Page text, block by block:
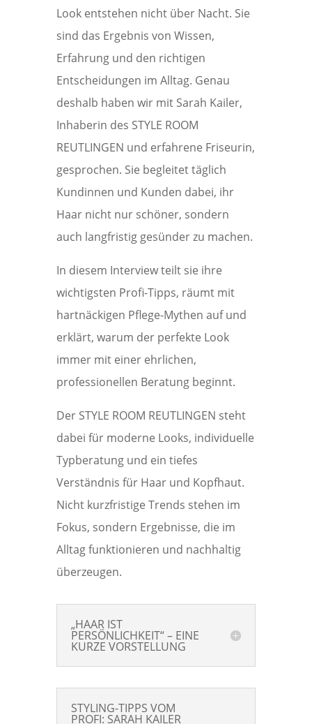
Look entstehen nicht über Nacht. Sie
sind das Ergebnis von Wissen,
Erfahrung und den richtigen
Entscheidungen im Alltag. Genau
deshalb haben wir mit Sarah Kailer,
Inhaberin des STYLE ROOM
REUTLINGEN und erfahrene Friseurin,
gesprochen. Sie begleitet täglich
Kundinnen und Kunden dabei, ihr
Haar nicht nur schöner, sondern
auch langfristig gesünder zu machen.
In diesem Interview teilt sie ihre
wichtigsten Profi-Tipps, räumt mit
hartnäckigen Pflege-Mythen auf und
erklärt, warum der perfekte Look
immer mit einer ehrlichen,
professionellen Beratung beginnt.
Der STYLE ROOM REUTLINGEN steht
dabei für moderne Looks, individuelle
Typberatung und ein tiefes
Verständnis für Haar und Kopfhaut.
Nicht kurzfristige Trends stehen im
Fokus, sondern Ergebnisse, die im
Alltag funktionieren und nachhaltig
überzeugen.
„HAAR IST
PERSÖNLICHKEIT“ – EINE
KURZE VORSTELLUNG
STYLING-TIPPS VOM
PROFI: SARAH KAILER